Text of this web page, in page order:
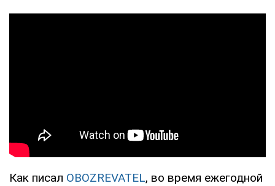
Как писал OBOZREVATEL, во время ежегодной